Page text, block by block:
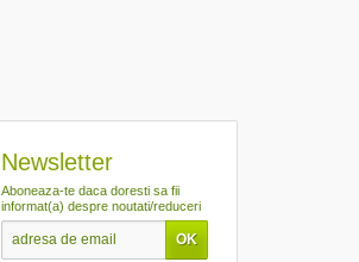
Newsletter
Aboneaza-te daca doresti sa fii
informat(a) despre noutati/reduceri